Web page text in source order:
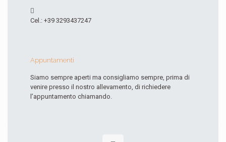
Cel.: +39 3293437247
Appuntamenti
Siamo sempre aperti ma consigliamo sempre, prima di
venire presso il nostro allevamento, di richiedere
l’appuntamento chiamando.